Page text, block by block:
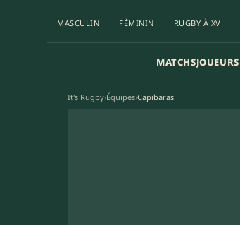
MASCULIN FÉMININ RUGBY À XV
MATCHSJOUEURS
It's Rugby›Équipes›Capibaras